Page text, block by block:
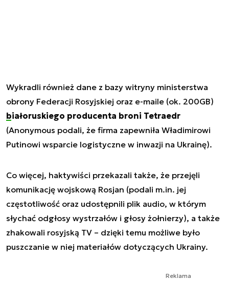
Wykradli również dane z bazy witryny ministerstwa
obrony Federacji Rosyjskiej oraz e-maile (ok. 200GB)
białoruskiego producenta broni Tetraedr
(Anonymous podali, że firma zapewniła Władimirowi
Putinowi wsparcie logistyczne w inwazji na Ukrainę).
Co więcej, haktywiści przekazali także, że przejęli
komunikację wojskową Rosjan (podali m.in. jej
częstotliwość oraz udostępnili plik audio, w którym
słychać odgłosy wystrzałów i głosy żołnierzy), a także
zhakowali rosyjską TV – dzięki temu możliwe było
puszczanie w niej materiałów dotyczących Ukrainy.
Reklama